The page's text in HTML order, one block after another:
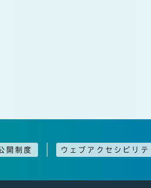
開制度 ウェブアクセシビリテ